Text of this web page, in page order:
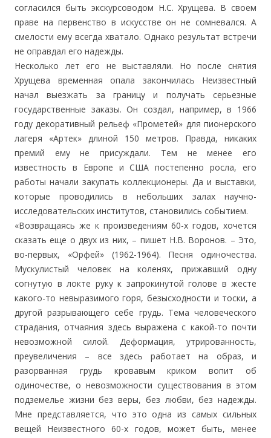
согласился быть экскурсоводом Н.С. Хрущева. В своем
праве на первенство в искусстве он не сомневался. А
смелости ему всегда хватало. Однако результат встречи
не оправдал его надежды.
Несколько лет его не выставляли. Но после снятия
Хрущева временная опала закончилась Неизвестный
начал выезжать за границу и получать серьезные
государственные заказы. Он создал, например, в 1966
году декоративный рельеф «Прометей» для пионерского
лагеря «Артек» длиной 150 метров. Правда, никаких
премий ему не присуждали. Тем не менее его
известность в Европе и США постепенно росла, его
работы начали закупать коллекционеры. Да и выставки,
которые проводились в небольших залах научно-
исследовательских институтов, становились событием.
«Возвращаясь же к произведениям 60-х годов, хочется
сказать еще о двух из них, – пишет Н.В. Воронов. – Это,
во-первых, «Орфей» (1962-1964). Песня одиночества.
Мускулистый человек на коленях, прижавший одну
согнутую в локте руку к запрокинутой голове в жесте
какого-то невыразимого горя, безысходности и тоски, а
другой разрывающего себе грудь. Тема человеческого
страдания, отчаяния здесь выражена с какой-то почти
невозможной силой. Деформация, утрированность,
преувеличения – все здесь работает на образ, и
разорванная грудь кровавым криком вопит об
одиночестве, о невозможности существования в этом
подземелье жизни без веры, без любви, без надежды.
Мне представляется, что это одна из самых сильных
вещей Неизвестного 60-х годов, может быть, менее